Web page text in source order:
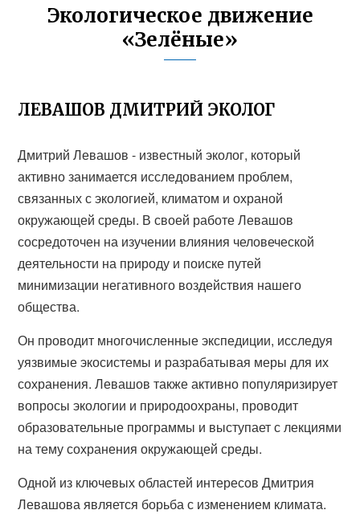
Экологическое движение
«Зелёные»
ЛЕВАШОВ ДМИТРИЙ ЭКОЛОГ
Дмитрий Левашов - известный эколог, который
активно занимается исследованием проблем,
связанных с экологией, климатом и охраной
окружающей среды. В своей работе Левашов
сосредоточен на изучении влияния человеческой
деятельности на природу и поиске путей
минимизации негативного воздействия нашего
общества.
Он проводит многочисленные экспедиции, исследуя
уязвимые экосистемы и разрабатывая меры для их
сохранения. Левашов также активно популяризирует
вопросы экологии и природоохраны, проводит
образовательные программы и выступает с лекциями
на тему сохранения окружающей среды.
Одной из ключевых областей интересов Дмитрия
Левашова является борьба с изменением климата.